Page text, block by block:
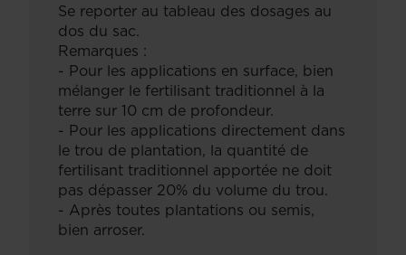
Se reporter au tableau des dosages au
dos du sac.
Remarques :
- Pour les applications en surface, bien
mélanger le fertilisant traditionnel à la
terre sur 10 cm de profondeur.
- Pour les applications directement dans
le trou de plantation, la quantité de
fertilisant traditionnel apportée ne doit
pas dépasser 20% du volume du trou.
- Après toutes plantations ou semis,
bien arroser.